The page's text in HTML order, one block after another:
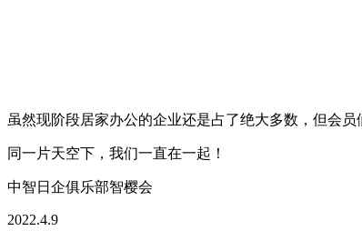
虽然现阶段居家办公的企业还是占了绝大多数，但会
同一片天空下，我们一直在一起！
中智日企俱乐部智樱会
2022.4.9